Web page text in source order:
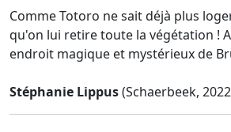
Comme Totoro ne sait déjà plus
qu'on lui retire toute la végétation !
endroit magique et mystérieux de
Stéphanie Lippus(Schaerbeek,